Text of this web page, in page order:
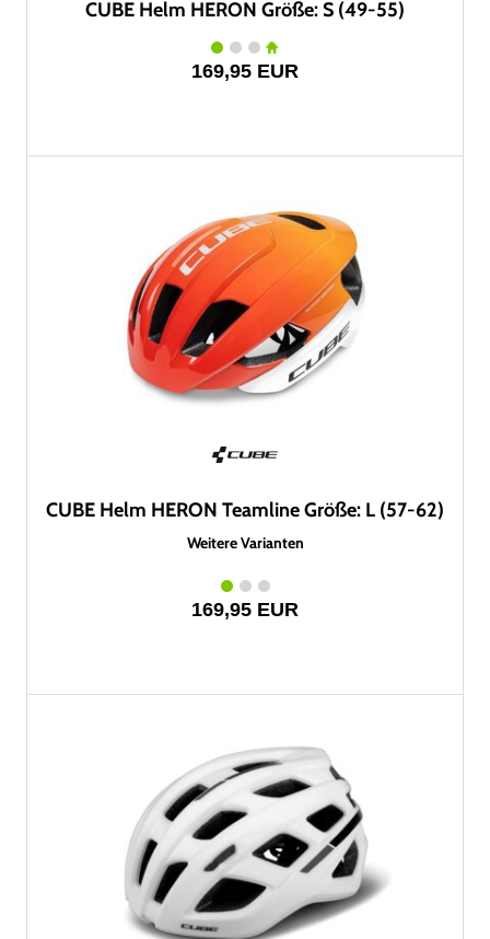
CUBE Helm HERON Größe: S (49-55)
169,95 EUR
CUBE Helm HERON Teamline Größe: L (57-62)
Weitere Varianten
169,95 EUR